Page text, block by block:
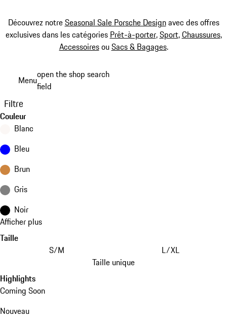
Découvrez notreSeasonal Sale Porsche Designavec des offres
exclusives dans les catégories Prêt-à-porter,Sport,Chaussures,
AccessoiresouSacs & Bagages.
principal
Menuopen the shop search
field
Filtre
Couleur
Blanc
Bleu
Brun
Gris
Noir
Afficher plus
Taille
S/M
L/XL
Taille unique
Highlights
Coming Soon
Nouveau